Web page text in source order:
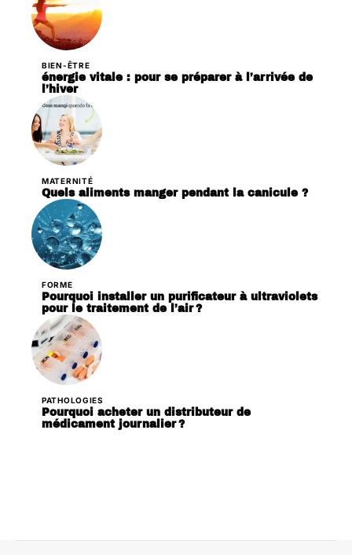
BIEN-ÊTRE
énergie vitale : pour se préparer à l’arrivée de
l’hiver
MATERNITÉ
Quels aliments manger pendant la canicule ?
FORME
Pourquoi installer un purificateur à ultraviolets
pour le traitement de l’air ?
PATHOLOGIES
Pourquoi acheter un distributeur de
médicament journalier ?